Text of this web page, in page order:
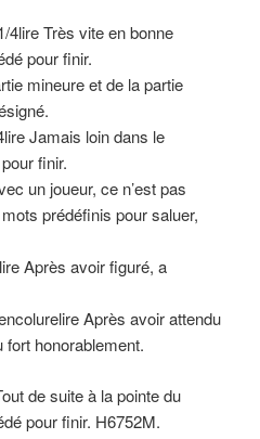
4lire Très vite en bonne
pour finir.
mineure et de la partie
Jamais loin dans le
finir.
un joueur, ce n’est pas
prédéfinis pour saluer,
Après avoir figuré, a
Après avoir attendu
fort honorablement.
de suite à la pointe du
pour finir. H6752M.